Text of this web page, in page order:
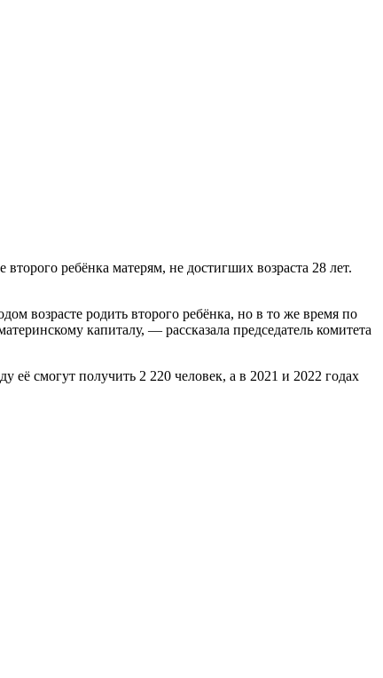
ребёнка матерям, не достигших возраста 28 лет.
возрасте родить второго ребёнка, но в то же время по
капиталу, — рассказала председатель комитета
её смогут получить 2 220 человек, а в 2021 и 2022 годах